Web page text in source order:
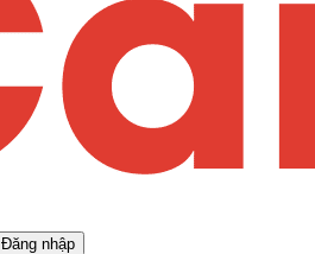
Đăng nhập